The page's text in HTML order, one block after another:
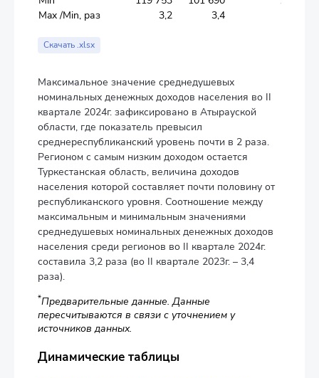
Max /Min, раз
3,2 3,4
Скачать .xlsx
Максимальное значение среднедушевых
номинальных денежных доходов населения во II
квартале 2024г. зафиксировано в Атырауской
области, где показатель превысил
среднереспубликанский уровень почти в 2 раза.
Регионом с самым низким доходом остается
Туркестанская область, величина доходов
населения которой составляет почти половину от
республиканского уровня. Соотношение между
максимальным и минимальным значениями
среднедушевых номинальных денежных доходов
населения среди регионов во II квартале 2024г.
составила 3,2 раза (во II квартале 2023г. – 3,4
раза).
*Предварительные данные. Данные
пересчитываются в связи с уточнением у
источников данных.
Динамические таблицы